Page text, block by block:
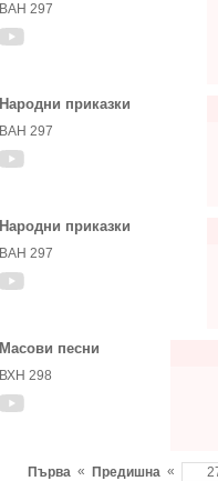
ВАН 297
Народни приказки
ВАН 297
Народни приказки
ВАН 297
Масови песни
ВХН 298
Първа « Предишна «